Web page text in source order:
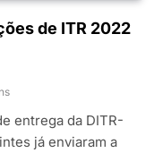
de ITR 2022
entrega da DITR-
já enviaram a